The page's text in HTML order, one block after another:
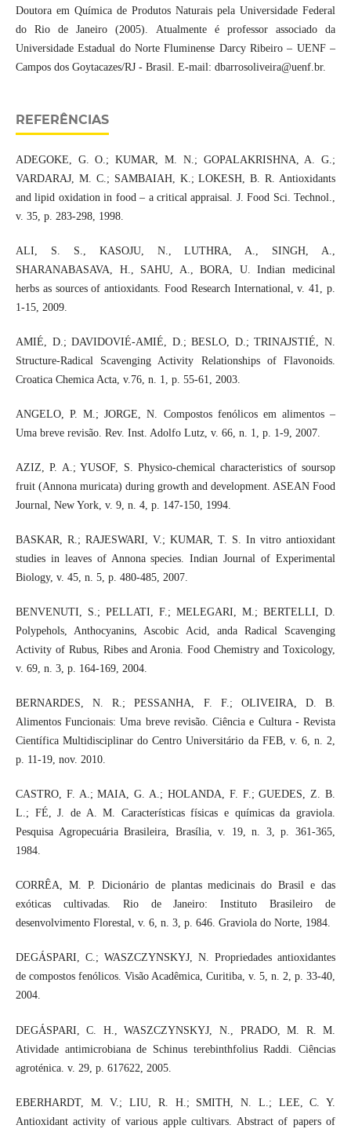
Doutora em Química de Produtos Naturais pela Universidade Federal
do Rio de Janeiro (2005). Atualmente é professor associado da
Universidade Estadual do Norte Fluminense Darcy Ribeiro – UENF –
Campos dos Goytacazes/RJ - Brasil. E-mail: dbarrosoliveira@uenf.br.
REFERÊNCIAS
ADEGOKE, G. O.; KUMAR, M. N.; GOPALAKRISHNA, A. G.;
VARDARAJ, M. C.; SAMBAIAH, K.; LOKESH, B. R. Antioxidants
and lipid oxidation in food – a critical appraisal. J. Food Sci. Technol.,
v. 35, p. 283-298, 1998.
ALI, S. S., KASOJU, N., LUTHRA, A., SINGH, A.,
SHARANABASAVA, H., SAHU, A., BORA, U. Indian medicinal
herbs as sources of antioxidants. Food Research International, v. 41, p.
1-15, 2009.
AMIÉ, D.; DAVIDOVIÉ-AMIÉ, D.; BESLO, D.; TRINAJSTIÉ, N.
Structure-Radical Scavenging Activity Relationships of Flavonoids.
Croatica Chemica Acta, v.76, n. 1, p. 55-61, 2003.
ANGELO, P. M.; JORGE, N. Compostos fenólicos em alimentos –
Uma breve revisão. Rev. Inst. Adolfo Lutz, v. 66, n. 1, p. 1-9, 2007.
AZIZ, P. A.; YUSOF, S. Physico-chemical characteristics of soursop
fruit (Annona muricata) during growth and development. ASEAN Food
Journal, New York, v. 9, n. 4, p. 147-150, 1994.
BASKAR, R.; RAJESWARI, V.; KUMAR, T. S. In vitro antioxidant
studies in leaves of Annona species. Indian Journal of Experimental
Biology, v. 45, n. 5, p. 480-485, 2007.
BENVENUTI, S.; PELLATI, F.; MELEGARI, M.; BERTELLI, D.
Polypehols, Anthocyanins, Ascobic Acid, anda Radical Scavenging
Activity of Rubus, Ribes and Aronia. Food Chemistry and Toxicology,
v. 69, n. 3, p. 164-169, 2004.
BERNARDES, N. R.; PESSANHA, F. F.; OLIVEIRA, D. B.
Alimentos Funcionais: Uma breve revisão. Ciência e Cultura - Revista
Científica Multidisciplinar do Centro Universitário da FEB, v. 6, n. 2,
p. 11-19, nov. 2010.
CASTRO, F. A.; MAIA, G. A.; HOLANDA, F. F.; GUEDES, Z. B.
L.; FÉ, J. de A. M. Características físicas e químicas da graviola.
Pesquisa Agropecuária Brasileira, Brasília, v. 19, n. 3, p. 361-365,
1984.
CORRÊA, M. P. Dicionário de plantas medicinais do Brasil e das
exóticas cultivadas. Rio de Janeiro: Instituto Brasileiro de
desenvolvimento Florestal, v. 6, n. 3, p. 646. Graviola do Norte, 1984.
DEGÁSPARI, C.; WASZCZYNSKYJ, N. Propriedades antioxidantes
de compostos fenólicos. Visão Acadêmica, Curitiba, v. 5, n. 2, p. 33-40,
2004.
DEGÁSPARI, C. H., WASZCZYNSKYJ, N., PRADO, M. R. M.
Atividade antimicrobiana de Schinus terebinthfolius Raddi. Ciências
agroténica. v. 29, p. 617622, 2005.
EBERHARDT, M. V.; LIU, R. H.; SMITH, N. L.; LEE, C. Y.
Antioxidant activity of various apple cultivars. Abstract of papers of